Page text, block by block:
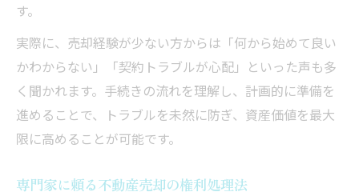
す。
実際に、売却経験が少ない方からは「何から始めて良い
かわからない」「契約トラブルが心配」といった声も多
く聞かれます。手続きの流れを理解し、計画的に準備を
進めることで、トラブルを未然に防ぎ、資産価値を最大
限に高めることが可能です。
専門家に頼る不動産売却の権利処理法